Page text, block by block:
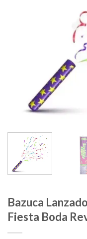
Bazuca
Fiesta Boda